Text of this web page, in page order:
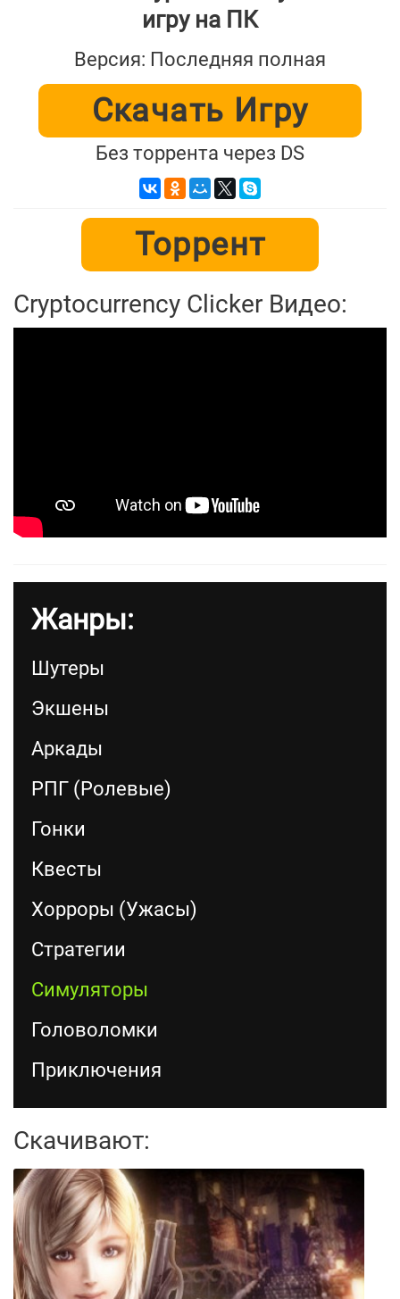
игру на ПК
Версия: Последняя полная
Скачать Игру
Без торрента через DS
Торрент
Cryptocurrency Clicker Видео:
Жанры:
Шутеры
Экшены
Аркады
РПГ (Ролевые)
Гонки
Квесты
Хорроры (Ужасы)
Стратегии
Симуляторы
Головоломки
Приключения
Скачивают: